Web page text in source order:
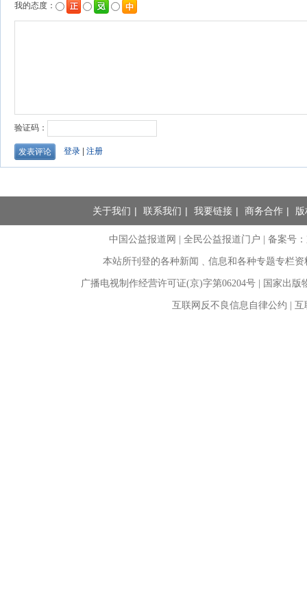
关于我们 | 联系我们 | 我要链接 | 商务合作 |
中国公益报道网 | 全民公益报道门户 |备案号
本站所刊登的各种新闻﹑信息和各种专题专栏
广播电视制作经营许可证(京)字第06204号 | 国家出
互联网反不良信息自律公约 |